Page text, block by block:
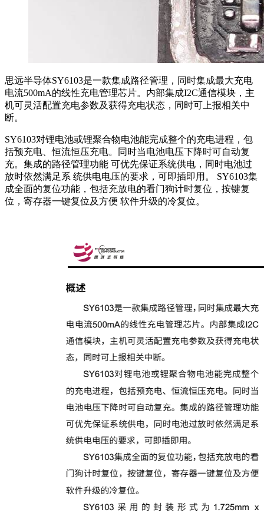
思远半导体SY6103是一款集成路径管理，同时集成最大充电
电流500mA的线性充电管理芯片。内部集成I2C通信模块，主
机可灵活配置充电参数及获得充电状态，同时可上报相关中
断。
SY6103对锂电池或锂聚合物电池能完成整个的充电进程，包
括预充电、恒流恒压充电。同时当电池电压下降时可自动复
充。集成的路径管理功能 可优先保证系统供电，同时电池过
放时依然满足系 统供电电压的要求，可即插即用。 SY6103集
成全面的复位功能，包括充放电的看门狗计时复位，按键复
位，寄存器一键复位及方便 软件升级的冷复位。